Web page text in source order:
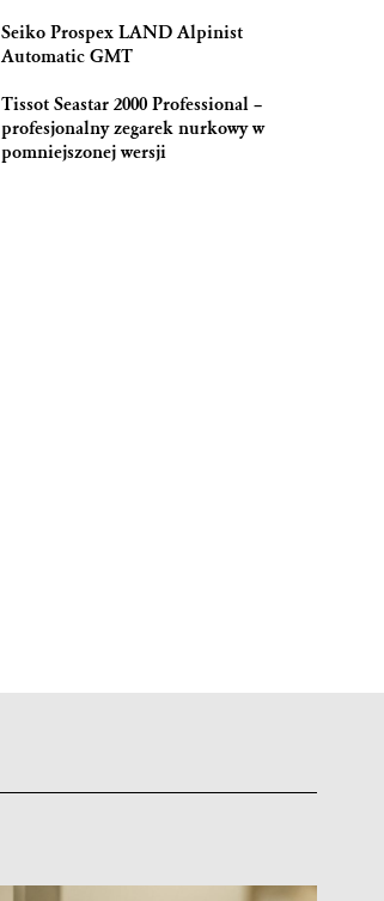
Seiko Prospex LAND Alpinist
Automatic GMT
Tissot Seastar 2000 Professional –
profesjonalny zegarek nurkowy w
pomniejszonej wersji